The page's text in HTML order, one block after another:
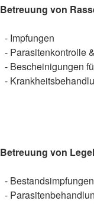
Betreuung von
- Impfungen
- Parasitenkontrolle
- Bescheinigungen
-
Betreuung von
- Bestandsimpfungen
-